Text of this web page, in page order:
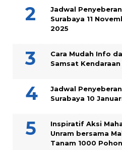
Jadwal
Surabaya 11
2025
Cara Mudah Info
Samsat
Jadwal
Surabaya 10
Inspiratif Aksi
Unram bersama
Tanam 1000